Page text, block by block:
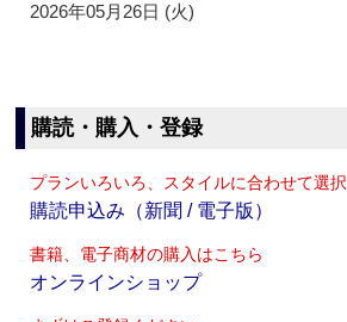
2026年05月26日 (火)
購読・購入・登録
プランいろいろ、スタイルに合わせて選択
購読申込み（新聞 / 電子版）
書籍、電子商材の購入はこちら
オンラインショップ